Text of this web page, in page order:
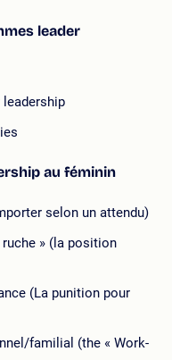
leader
au féminin
selon un attendu)
ruche » (la position
(La punition pour
familial (the « Work-